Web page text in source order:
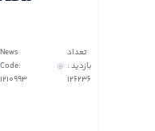
News
Code:
1210993
تعداد
بازدید :
126236